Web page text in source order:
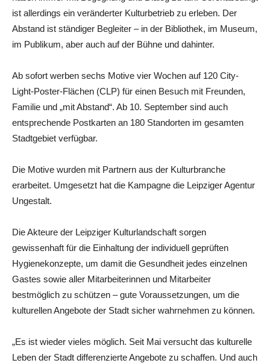
ist allerdings ein veränderter Kulturbetrieb zu erleben. Der
Abstand ist ständiger Begleiter – in der Bibliothek, im Museum,
im Publikum, aber auch auf der Bühne und dahinter.
Ab sofort werben sechs Motive vier Wochen auf 120 City-
Light-Poster-Flächen (CLP) für einen Besuch mit Freunden,
Familie und „mit Abstand“. Ab 10. September sind auch
entsprechende Postkarten an 180 Standorten im gesamten
Stadtgebiet verfügbar.
Die Motive wurden mit Partnern aus der Kulturbranche
erarbeitet. Umgesetzt hat die Kampagne die Leipziger Agentur
Ungestalt.
Die Akteure der Leipziger Kulturlandschaft sorgen
gewissenhaft für die Einhaltung der individuell geprüften
Hygienekonzepte, um damit die Gesundheit jedes einzelnen
Gastes sowie aller Mitarbeiterinnen und Mitarbeiter
bestmöglich zu schützen – gute Voraussetzungen, um die
kulturellen Angebote der Stadt sicher wahrnehmen zu können.
„Es ist wieder vieles möglich. Seit Mai versucht das kulturelle
Leben der Stadt differenzierte Angebote zu schaffen. Und auch